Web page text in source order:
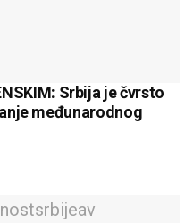
Srbija je čvrsto
međunarodnog